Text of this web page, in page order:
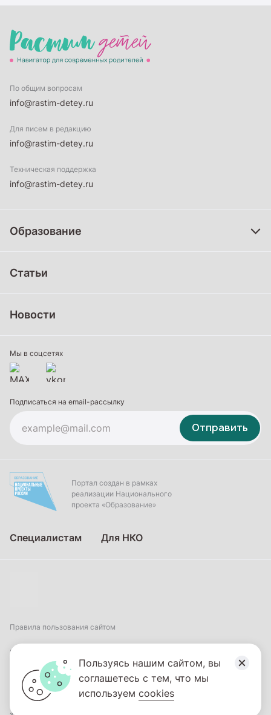
По общим вопросам
info@rastim-detey.ru
Для писем в редакцию
info@rastim-detey.ru
Техническая поддержка
info@rastim-detey.ru
Образование
Дополнительное образование
Статьи
Новости
Мы в соцсетях
Подписаться на email-рассылку
Отправить
Портал создан в рамках
реализации Национального
проекта «Образование»
Специалистам Для НКО
Правила пользования сайтом
Пользовательское соглашение
Политика обработки персональных данных
© ФГБНУ «Институт коррекционной педагогики». Все права
Пользуясь нашим сайтом, вы
соглашетесь с тем, что мы
используем cookies